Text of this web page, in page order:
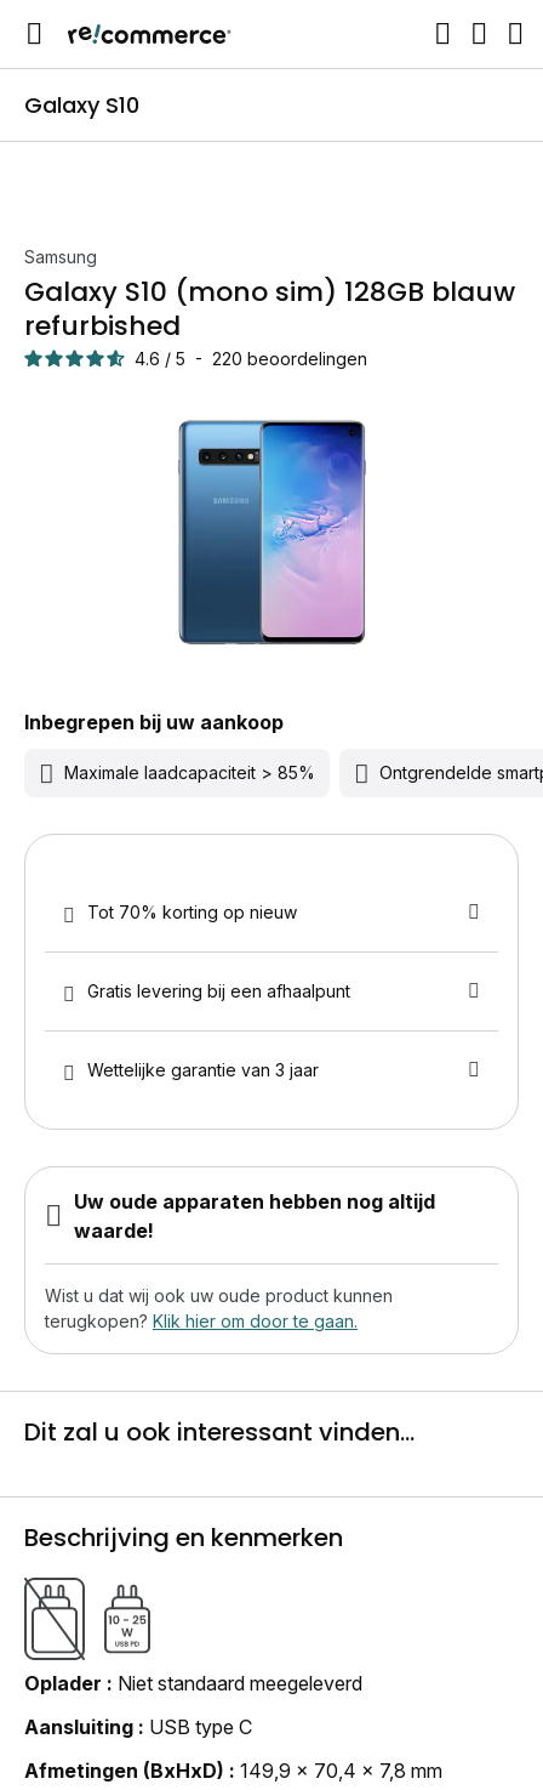
Galaxy S10
Samsung
Galaxy S10 (mono sim) 128GB blauw
refurbished
4.6 / 5 - 220 beoordelingen
Inbegrepen bij uw aankoop
Maximale laadcapaciteit > 85% Ontgrendelde
Tot 70% korting op nieuw
Gratis levering bij een afhaalpunt
Wettelijke garantie van 3 jaar
Uw oude apparaten hebben nog altijd
waarde!
Wist u dat wij ook uw oude product kunnen
terugkopen? Klik hier om door te gaan.
Dit zal u ook interessant vinden...
Beschrijving en kenmerken
Oplader
Niet standaard meegeleverd
Aansluiting
USB type C
Afmetingen (BxHxD)
149,9 x 70,4 x 7,8 mm